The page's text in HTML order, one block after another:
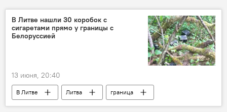
В Литве нашли 30 коробок с
сигаретами прямо у границы с
Белоруссией
13 июня, 20:40
В Литве Литва
граница
государственная граница
Происшествия